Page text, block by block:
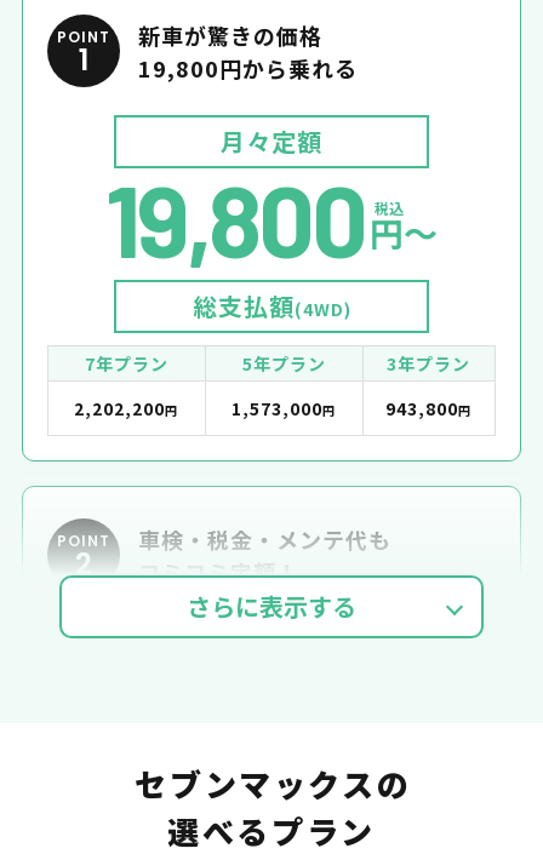
POINT
1
新車が驚きの価格
19,800円から乗れる
月々定額
19,800 税込
円〜
総支払額(4WD)
7年プラン 5年プラン
3年プラン
2,202,200円 1,573,000円 943,800円
POINT
2
車検・税金・メンテ代も
コミコミ定額！
セブンマックスの
選べるプラン